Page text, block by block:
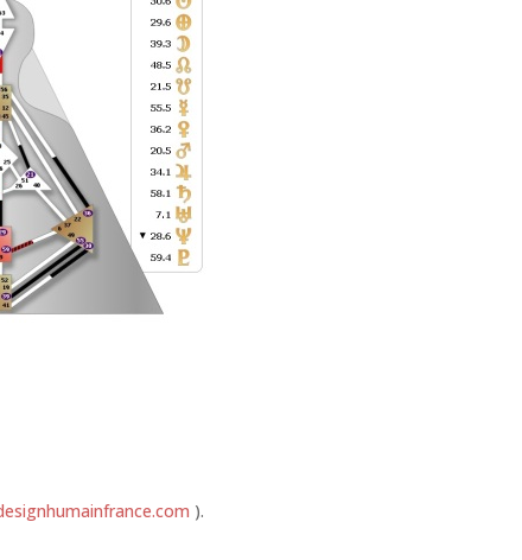
).